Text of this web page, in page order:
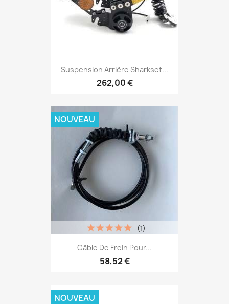
Suspension Arrière Sharkset...
262,00 €
Câble De Frein Pour...
58,52 €
(1)
NOUVEAU
NOUVEAU